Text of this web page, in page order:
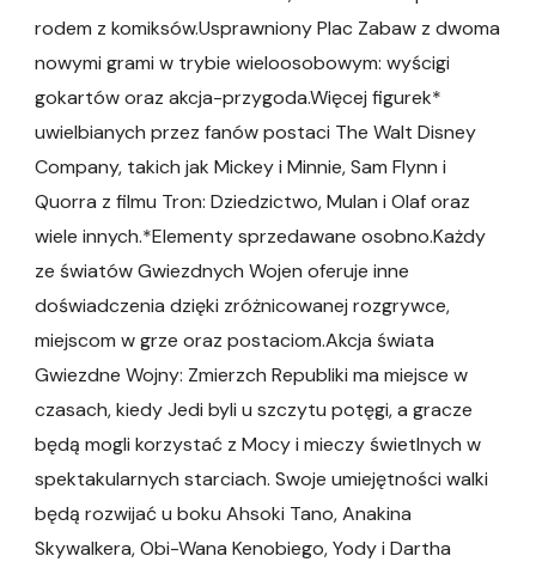
rodem z komiksów.Usprawniony Plac Zabaw z dwoma
nowymi grami w trybie wieloosobowym: wyścigi
gokartów oraz akcja-przygoda.Więcej figurek*
uwielbianych przez fanów postaci The Walt Disney
Company, takich jak Mickey i Minnie, Sam Flynn i
Quorra z filmu Tron: Dziedzictwo, Mulan i Olaf oraz
wiele innych.*Elementy sprzedawane osobno.Każdy
ze światów Gwiezdnych Wojen oferuje inne
doświadczenia dzięki zróżnicowanej rozgrywce,
miejscom w grze oraz postaciom.Akcja świata
Gwiezdne Wojny: Zmierzch Republiki ma miejsce w
czasach, kiedy Jedi byli u szczytu potęgi, a gracze
będą mogli korzystać z Mocy i mieczy świetlnych w
spektakularnych starciach. Swoje umiejętności walki
będą rozwijać u boku Ahsoki Tano, Anakina
Skywalkera, Obi-Wana Kenobiego, Yody i Dartha